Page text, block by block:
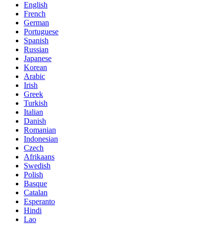
English
French
German
Portuguese
Spanish
Russian
Japanese
Korean
Arabic
Irish
Greek
Turkish
Italian
Danish
Romanian
Indonesian
Czech
Afrikaans
Swedish
Polish
Basque
Catalan
Esperanto
Hindi
Lao